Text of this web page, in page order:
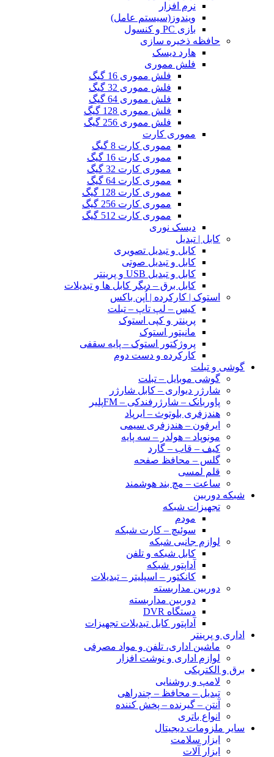
نرم افزار
ویندوز(سیستم عامل)
بازی PC و کنسول
حافظه ذخیره سازی
هارد دیسک
فلش مموری
فلش مموری 16 گیگ
فلش مموری 32 گیگ
فلش مموری 64 گیگ
فلش مموری 128 گیگ
فلش مموری 256 گیگ
مموری کارت
مموری کارت 8 گیگ
مموری کارت 16 گیگ
مموری کارت 32 گیگ
مموری کارت 64 گیگ
مموری کارت 128 گیگ
مموری کارت 256 گیگ
مموری کارت 512 گیگ
دیسک نوری
کابل | تبدیل
کابل و تبدیل تصویری
کابل و تبدیل صوتی
کابل و تبدیل USB و پرینتر
کابل برق – دیگر کابل ها و تبدیلات
استوک | کارکرده | اُپن باکس
کیس – لپ تاپ – تبلت
پرینتر و کپی استوک
مانیتور استوک
پروژکتور استوک – پایه سقفی
کارکرده و دست دوم
گوشی و تبلت
گوشی موبایل – تبلت
شارژر دیواری – کابل شارژر
پاوربانک – شارژرفندکی – FMپلیر
هندزفری بلوتوث – ایرپاد
ایرفون – هندزفری سیمی
مونوپاد – هولدر – سه پایه
کیف – قاب – گارد
گلس – محافظ صفحه
قلم لمسی
ساعت – مچ بند هوشمند
شبکه دوربین
تجهیزات شبکه
مودم
سوئیچ – کارت شبکه
لوازم جانبی شبکه
کابل شبکه و تلفن
آداپتور شبکه
کانکتور – اسپلیتر – تبدیلات
دوربین مداربسته
دوربین مداربسته
دستگاه DVR
آداپتور کابل تبدیلات تجهیزات
اداری و پرینتر
ماشین اداری، تلفن و مواد مصرفی
لوازم اداری و نوشت افزار
برق و الکتریکی
لامپ و روشنایی
تبدیل – محافظ – چندراهی
آنتن – گیرنده – پخش کننده
انواع باتری
سایر ملزومات دیجیتال
ابزار سلامت
ابزار آلات